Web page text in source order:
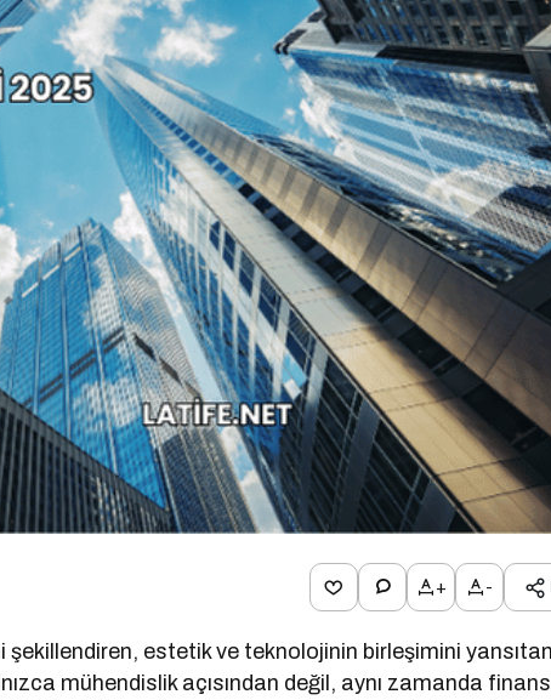
+ -
şekillendiren, estetik ve teknolojinin birleşimini
mühendislik açısından değil, aynı zamanda